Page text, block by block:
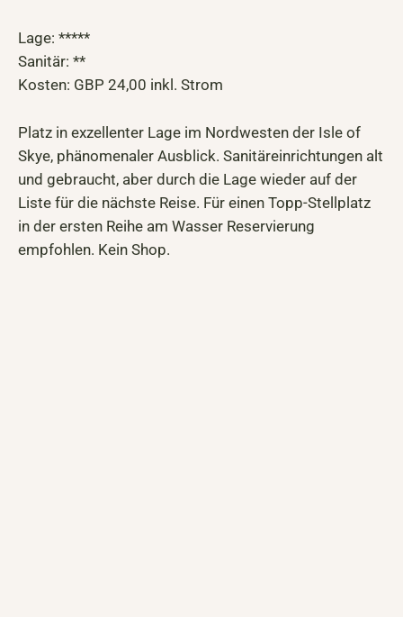
Lage: *****
Sanitär: **
Kosten: GBP 24,00 inkl. Strom
Platz in exzellenter Lage im Nordwesten der Isle of
Skye, phänomenaler Ausblick. Sanitäreinrichtungen alt
und gebraucht, aber durch die Lage wieder auf der
Liste für die nächste Reise. Für einen Topp-Stellplatz
in der ersten Reihe am Wasser Reservierung
empfohlen. Kein Shop.